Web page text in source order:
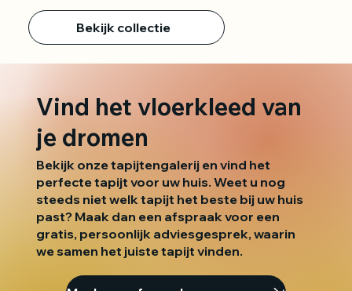
Bekijk collectie
Vind het vloerkleed van
je dromen
Bekijk onze tapijtengalerij en vind het
perfecte tapijt voor uw huis. Weet u nog
steeds niet welk tapijt het beste bij uw huis
past? Maak dan een afspraak voor een
gratis, persoonlijk adviesgesprek, waarin
we samen het juiste tapijt vinden.